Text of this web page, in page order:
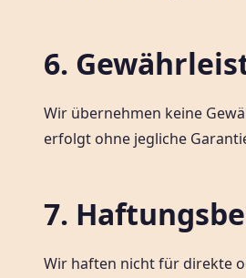
6.
Wir übernehmen keine
erfolgt ohne jegliche
7.
Wir haften nicht für direkte